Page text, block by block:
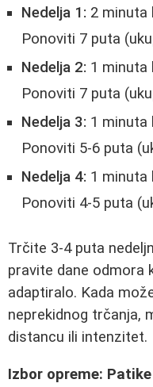
Nedelja 1: 2 minuta
Ponoviti 7 puta
Nedelja 2: 1 minuta
Ponoviti 7 puta
Nedelja 3: 1 minuta
Ponoviti 5-6 puta
Nedelja 4: 1 minuta
Ponoviti 4-5 puta
Trčite 3-4 puta
pravite dane odmora
adaptiralo. Kada
neprekidnog trčanja,
distancu ili intenzitet.
Izbor opreme: